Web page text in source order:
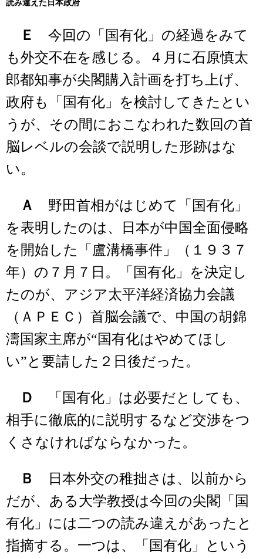
読み違えた日本政府
Ｅ
今回の「国有化」の経過をみて
も外交不在を感じる。４月に石原慎太
郎都知事が尖閣購入計画を打ち上げ、
政府も「国有化」を検討してきたとい
うが、その間におこなわれた数回の首
脳レベルの会談で説明した形跡はな
い。
Ａ
野田首相がはじめて「国有化」
を表明したのは、日本が中国全面侵略
を開始した「盧溝橋事件」（１９３７
年）の７月７日。「国有化」を決定し
たのが、アジア太平洋経済協力会議
（ＡＰＥＣ）首脳会議で、中国の胡錦
濤国家主席が“国有化はやめてほし
い”と要請した２日後だった。
Ｄ
「国有化」は必要だとしても、
相手に徹底的に説明するなど交渉をつ
くさなければならなかった。
Ｂ
日本外交の稚拙さは、以前から
だが、ある大学教授は今回の尖閣「国
有化」には二つの読み違えがあったと
指摘する。一つは、「国有化」という